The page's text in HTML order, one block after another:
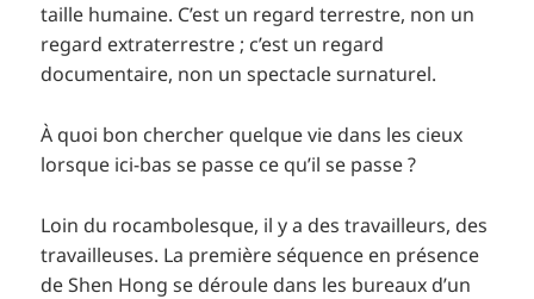
taille humaine. C’est un regard terrestre, non un
regard extraterrestre ; c’est un regard
documentaire, non un spectacle surnaturel.
À quoi bon chercher quelque vie dans les cieux
lorsque ici-bas se passe ce qu’il se passe ?
Loin du rocambolesque, il y a des travailleurs, des
travailleuses. La première séquence en présence
de Shen Hong se déroule dans les bureaux d’un